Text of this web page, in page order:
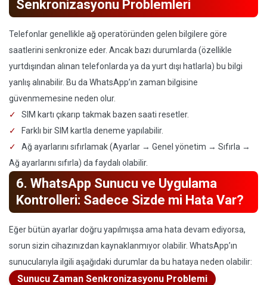
Senkronizasyonu Problemleri
Telefonlar genellikle ağ operatöründen gelen bilgilere göre
saatlerini senkronize eder. Ancak bazı durumlarda (özellikle
yurtdışından alınan telefonlarda ya da yurt dışı hatlarla) bu bilgi
yanlış alınabilir. Bu da WhatsApp’ın zaman bilgisine
güvenmemesine neden olur.
SIM kartı çıkarıp takmak bazen saati resetler.
Farklı bir SIM kartla deneme yapılabilir.
Ağ ayarlarını sıfırlamak (Ayarlar → Genel yönetim → Sıfırla →
Ağ ayarlarını sıfırla) da faydalı olabilir.
6. WhatsApp Sunucu ve Uygulama
Kontrolleri: Sadece Sizde mi Hata Var?
Eğer bütün ayarlar doğru yapılmışsa ama hata devam ediyorsa,
sorun sizin cihazınızdan kaynaklanmıyor olabilir. WhatsApp’ın
sunucularıyla ilgili aşağıdaki durumlar da bu hataya neden olabilir:
Sunucu Zaman Senkronizasyonu Problemi